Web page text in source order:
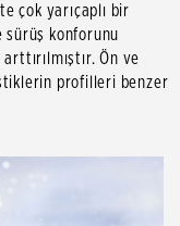
çok yarıçaplı bir
konforunu
Ön ve
profilleri benzer